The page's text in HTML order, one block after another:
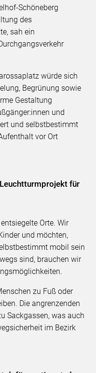
Schöneberg
des
sah ein
würde sich
Begrünung sowie
Gestaltung
und
und selbstbestimmt
vor Ort
für
Orte. Wir
und möchten,
mobil sein
sind, brauchen wir
zu Fuß oder
Die angrenzenden
Sackgassen, was auch
im Bezirk